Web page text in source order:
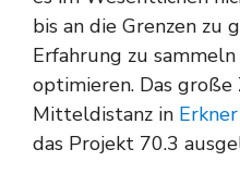
bis an die Grenzen zu
Erfahrung zu
optimieren. Das
Mitteldistanz in Erkner
das Projekt 70.3